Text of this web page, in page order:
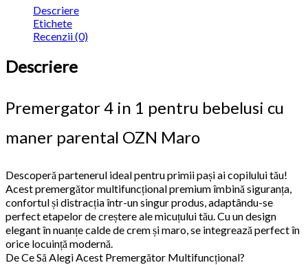
Descriere
Etichete
Recenzii (0)
Descriere
Premergator 4 in 1 pentru bebelusi cu
maner parental OZN Maro
Descoperă partenerul ideal pentru primii pași ai copilului tău!
Acest premergător multifuncțional premium îmbină siguranța,
confortul și distracția într-un singur produs, adaptându-se
perfect etapelor de creștere ale micuțului tău. Cu un design
elegant în nuanțe calde de crem și maro, se integrează perfect în
orice locuință modernă.
De Ce Să Alegi Acest Premergător Multifuncțional?